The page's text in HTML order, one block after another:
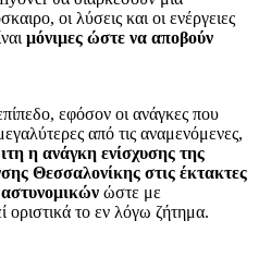
οι λύσεις και οι ενέργειες
μόνιμες ώστε να αποβούν
εφόσον οι ανάγκες που
από τις αναμενόμενες,
η ανάγκη ενίσχυσης της
Θεσσαλονίκης στις έκτακτες
ώστε με
οριστικά το εν λόγω ζήτημα.